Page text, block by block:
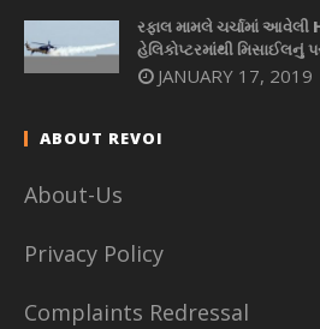
રફાલ મામલે ચર્ચામાં આવેલી
હેલિકોપ્ટરમાંથી મિસાઈલનું
JANUARY 17, 2019
ABOUT REVOI
About-Us
Privacy Policy
Complaints Redressal